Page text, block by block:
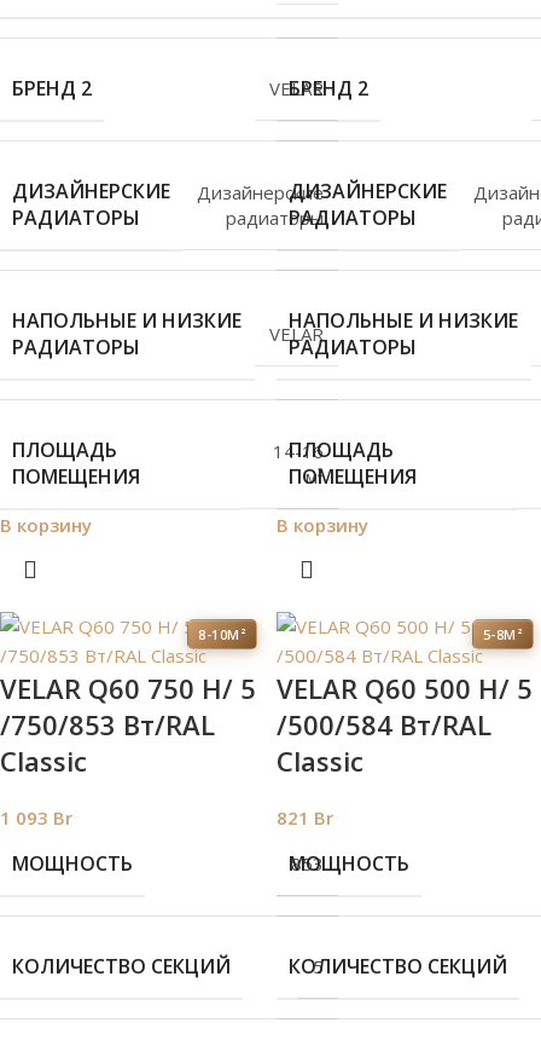
БРЕНД 2 VELAR
ДИЗАЙНЕРСКИЕ
РАДИАТОРЫ
Дизайнерские
радиаторы
НАПОЛЬНЫЕ И НИЗКИЕ
РАДИАТОРЫ
VELAR
ПЛОЩАДЬ
ПОМЕЩЕНИЯ
14-16
м²
В корзину
БРЕНД 2
ДИЗАЙНЕРСКИЕ
РАДИАТОРЫ
НАПОЛЬНЫЕ И НИЗКИЕ
РАДИАТОРЫ
ПЛОЩАДЬ
ПОМЕЩЕНИЯ
В корзину
8-10М²
VELAR Q60 750 H/ 5
/750/853 Вт/RAL
Classic
1 093 Br
МОЩНОСТЬ 853
КОЛИЧЕСТВО СЕКЦИЙ 5
5-8М²
VELAR Q60 500 H/ 5
/500/584 Вт/RAL
Classic
821 Br
МОЩНОСТЬ
КОЛИЧЕСТВО СЕКЦИЙ